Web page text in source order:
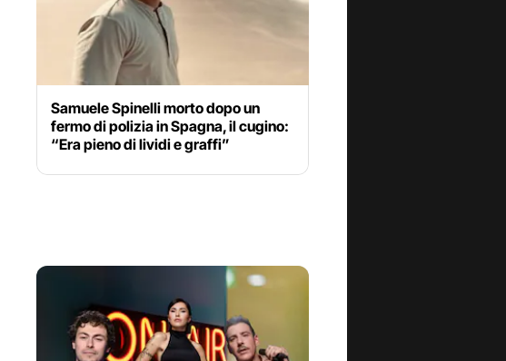
Samuele Spinelli morto dopo un
fermo di polizia in Spagna, il cugino:
“Era pieno di lividi e graffi”